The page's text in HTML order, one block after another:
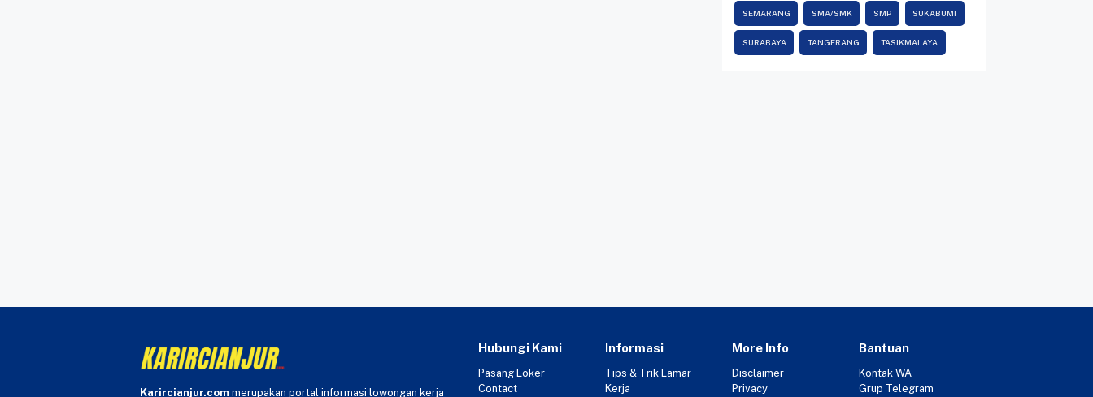
SEMARANG SMA/SMK SMP SUKABUMI
SURABAYA TANGERANG TASIKMALAYA
Karircianjur.com merupakan portal informasi lowongan kerja
Hubungi Kami
Pasang Loker
Contact
Informasi
Tips & Trik Lamar
Kerja
More Info
Disclaimer
Privacy
Bantuan
Kontak WA
Grup Telegram